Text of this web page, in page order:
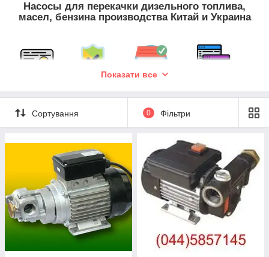
Насосы для перекачки дизельного топлива,
масел, бензина производства Китай и Украина
Показати все
Сортування 0 Фільтри